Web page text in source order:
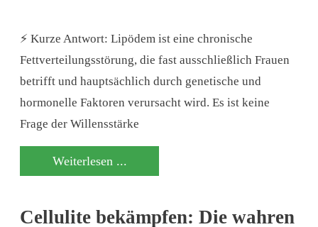
⚡ Kurze Antwort: Lipödem ist eine chronische
Fettverteilungsstörung, die fast ausschließlich Frauen
betrifft und hauptsächlich durch genetische und
hormonelle Faktoren verursacht wird. Es ist keine
Frage der Willensstärke
Weiterlesen ...
Cellulite bekämpfen: Die wahren